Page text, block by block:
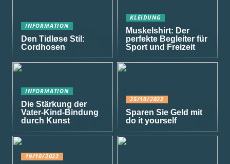
INFORMATION
Den Tidløse Stil:
Cordhosen
KLEIDUNG
Muskelshirt: Der
perfekte Begleiter für
Sport und Freizeit
INFORMATION
Die Stärkung der
Vater-Kind-Bindung
durch Kunst
25/10/2022
Sparen Sie Geld mit
do it yourself
19/10/2022